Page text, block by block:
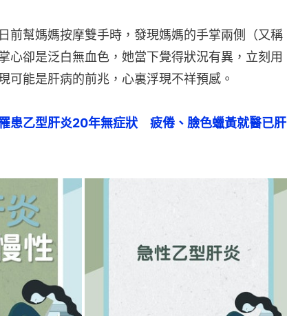
前幫媽媽按摩雙手時，發現媽媽的手掌兩側（又稱
心卻是泛白無血色，她當下覺得狀況有異，立刻用
可能是肝病的前兆，心裏浮現不祥預感。
患乙型肝炎20年無症狀　疲倦、臉色蠟黃就醫已肝